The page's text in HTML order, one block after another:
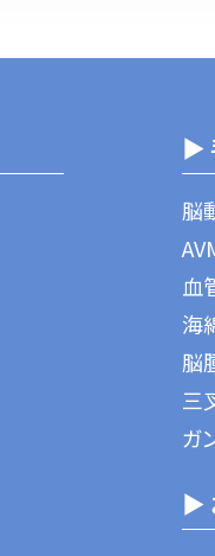
▶
脳
血
海
脳
三
ガ
▶